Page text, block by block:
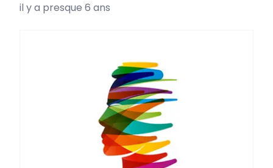
il y a presque 6 ans